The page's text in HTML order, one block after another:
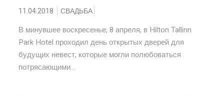
11.04.2018 СВАДЬБА
В минувшее воскресенье, 8 апреля, в Hilton Tallinn
Park Hotel проходил день открытых дверей для
будущих невест, которые могли полюбоваться
потрясающими...